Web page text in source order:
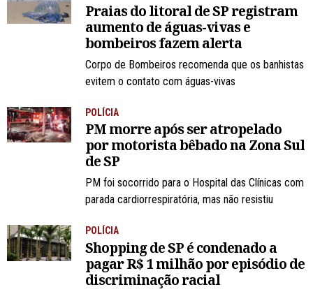
Praias do litoral de SP registram
aumento de águas-vivas e
bombeiros fazem alerta
Corpo de Bombeiros recomenda que os banhistas
evitem o contato com águas-vivas
POLÍCIA
PM morre após ser atropelado
por motorista bêbado na Zona Sul
de SP
PM foi socorrido para o Hospital das Clínicas com
parada cardiorrespiratória, mas não resistiu
POLÍCIA
Shopping de SP é condenado a
pagar R$ 1 milhão por episódio de
discriminação racial